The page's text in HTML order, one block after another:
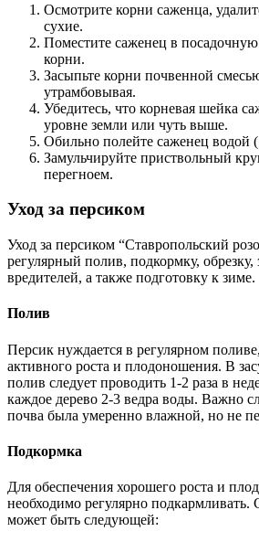
Осмотрите корни саженца,
сухие.
Поместите саженец в посадочную
корни.
Засыпьте корни почвенной
утрамбовывая.
Убедитесь, что корневая шейка
уровне земли или чуть выше.
Обильно полейте саженец водой
Замульчируйте приствольный
перегноем.
Уход за персиком
Уход за персиком “Ставропольский
регулярный полив, подкормку, обрезку,
вредителей, а также подготовку к зиме.
Полив
Персик нуждается в регулярном
активного роста и плодоношения. В
полив следует проводить 1-2 раза в
каждое дерево 2-3 ведра воды. Важно
почва была умеренно влажной, но не
Подкормка
Для обеспечения хорошего роста и
необходимо регулярно подкармливать.
может быть следующей: